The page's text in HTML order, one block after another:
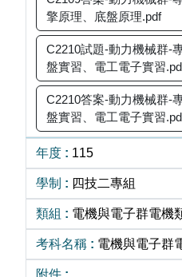
擎原理、底盤原理.pdf
C2210試題-動力機械群-
盤實習、電工電子實習
C2210答案-動力機械群-
盤實習、電工電子實習
115
四技二專組
電機與電子群電機
電機與電子群